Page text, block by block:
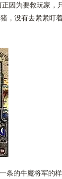
因为要救玩家，
，没有去紧紧盯
条的牛魔将军的